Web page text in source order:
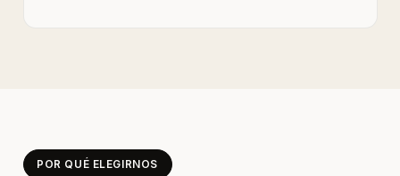
POR QUÉ ELEGIRNOS